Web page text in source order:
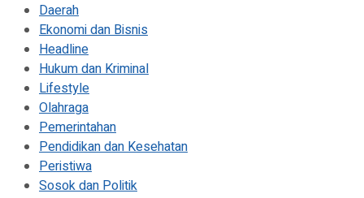
Daerah
Ekonomi dan Bisnis
Headline
Hukum dan Kriminal
Lifestyle
Olahraga
Pemerintahan
Pendidikan dan Kesehatan
Peristiwa
Sosok dan Politik